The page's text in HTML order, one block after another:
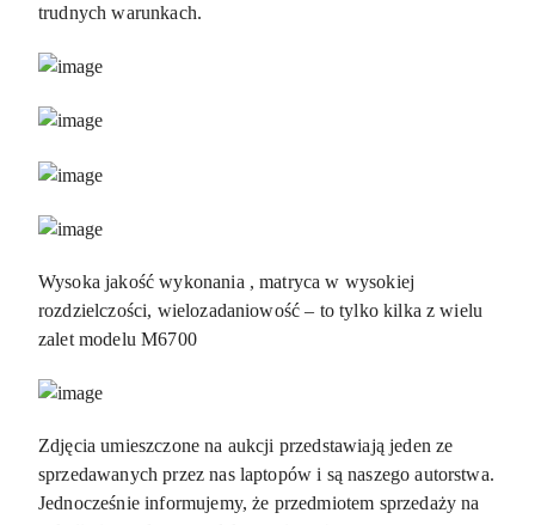
trudnych warunkach.
Wysoka jakość wykonania , matryca w wysokiej
rozdzielczości, wielozadaniowość – to tylko kilka z wielu
zalet modelu M6700
Zdjęcia umieszczone na aukcji przedstawiają jeden ze
sprzedawanych przez nas laptopów i są naszego autorstwa.
Jednocześnie informujemy, że przedmiotem sprzedaży na